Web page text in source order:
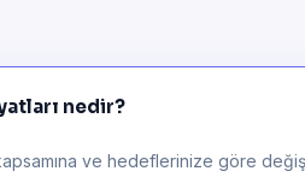
nedir?
ve hedeflerinize göre